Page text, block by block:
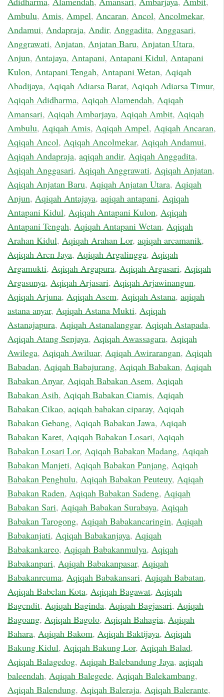
Ambulu, Amis, Ampel, Ancaran, Ancol, Ancolmekar,
Andamui, Andapraja, Andir, Anggadita, Anggasari,
Anggrawati, Anjatan, Anjatan Baru, Anjatan Utara,
Anjun, Antajaya, Antapani, Antapani Kidul, Antapani
Kulon, Antapani Tengah, Antapani Wetan, Aqiqah
Abadijaya, Aqiqah Adiarsa Barat, Aqiqah Adiarsa Timur,
Aqiqah Adidharma, Aqiqah Alamendah, Aqiqah
Amansari, Aqiqah Ambarjaya, Aqiqah Ambit, Aqiqah
Ambulu, Aqiqah Amis, Aqiqah Ampel, Aqiqah Ancaran,
Aqiqah Ancol, Aqiqah Ancolmekar, Aqiqah Andamui,
Aqiqah Andapraja, aqiqah andir, Aqiqah Anggadita,
Aqiqah Anggasari, Aqiqah Anggrawati, Aqiqah Anjatan,
Aqiqah Anjatan Baru, Aqiqah Anjatan Utara, Aqiqah
Anjun, Aqiqah Antajaya, aqiqah antapani, Aqiqah
Antapani Kidul, Aqiqah Antapani Kulon, Aqiqah
Antapani Tengah, Aqiqah Antapani Wetan, Aqiqah
Arahan Kidul, Aqiqah Arahan Lor, aqiqah arcamanik,
Aqiqah Aren Jaya, Aqiqah Argalingga, Aqiqah
Argamukti, Aqiqah Argapura, Aqiqah Argasari, Aqiqah
Argasunya, Aqiqah Arjasari, Aqiqah Arjawinangun,
Aqiqah Arjuna, Aqiqah Asem, Aqiqah Astana, aqiqah
astana anyar, Aqiqah Astana Mukti, Aqiqah
Astanajapura, Aqiqah Astanalanggar, Aqiqah Astapada,
Aqiqah Atang Senjaya, Aqiqah Awassagara, Aqiqah
Awilega, Aqiqah Awiluar, Aqiqah Awirarangan, Aqiqah
Babadan, Aqiqah Babajurang, Aqiqah Babakan, Aqiqah
Babakan Anyar, Aqiqah Babakan Asem, Aqiqah
Babakan Asih, Aqiqah Babakan Ciamis, Aqiqah
Babakan Cikao, aqiqah babakan ciparay, Aqiqah
Babakan Gebang, Aqiqah Babakan Jawa, Aqiqah
Babakan Karet, Aqiqah Babakan Losari, Aqiqah
Babakan Losari Lor, Aqiqah Babakan Madang, Aqiqah
Babakan Manjeti, Aqiqah Babakan Panjang, Aqiqah
Babakan Penghulu, Aqiqah Babakan Peuteuy, Aqiqah
Babakan Raden, Aqiqah Babakan Sadeng, Aqiqah
Babakan Sari, Aqiqah Babakan Surabaya, Aqiqah
Babakan Tarogong, Aqiqah Babakancaringin, Aqiqah
Babakanjati, Aqiqah Babakanjaya, Aqiqah
Babakankareo, Aqiqah Babakanmulya, Aqiqah
Babakanpari, Aqiqah Babakanpasar, Aqiqah
Babakanreuma, Aqiqah Babakansari, Aqiqah Babatan,
Aqiqah Babelan Kota, Aqiqah Bagawat, Aqiqah
Bagendit, Aqiqah Baginda, Aqiqah Bagjasari, Aqiqah
Bagoang, Aqiqah Bagolo, Aqiqah Bahagia, Aqiqah
Bahara, Aqiqah Bakom, Aqiqah Baktijaya, Aqiqah
Bakung Kidul, Aqiqah Bakung Lor, Aqiqah Balad,
Aqiqah Balagedog, Aqiqah Balebandung Jaya, aqiqah
baleendah, Aqiqah Balegede, Aqiqah Balekambang,
Aqiqah Balendung, Aqiqah Baleraja, Aqiqah Balerante,